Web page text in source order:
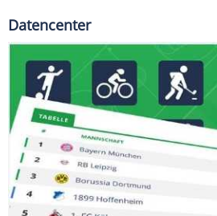
Datencenter